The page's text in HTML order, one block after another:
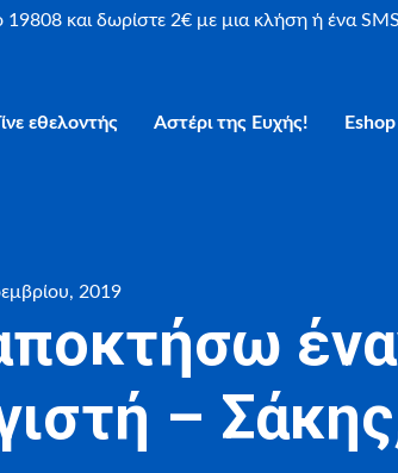
19808 και δωρίστε 2€ με μια κλήση ή ένα
εθελοντής Αστέρι της Ευχής! Eshop
2019
–